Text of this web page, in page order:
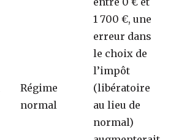
Régime
normal
1 700 €, une
erreur dans
le choix de
l’impôt
(libératoire
au lieu de
normal)